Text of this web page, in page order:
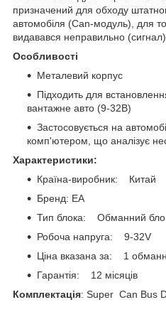
призначений для обходу
автомобіля (Can-модуль), для
видавався неправильно
Особливості
Металевий корпус
Підходить для
вантажне авто (9-32В)
Застосовується на
комп'ютером, що аналізує
Характеристики:
Країна-виробник: Китай
Бренд: EA
Тип блока: Обманний
Робоча напруга: 9-32V
Ціна вказана за: 1
Гарантія: 12 місяців
Комплектація: Super Can Bus